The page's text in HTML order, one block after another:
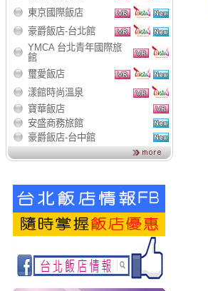
東京國際飯店
豪爵飯店-台北館
YMCA 台北青年國際旅
館
璽愛飯店
漾館時尚溫泉
寶華飯店
安盛商務旅館
豪爵飯店-台中館